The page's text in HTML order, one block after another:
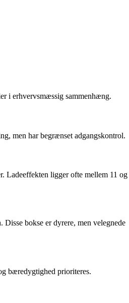
i erhvervsmæssig sammenhæng.
men har begrænset adgangskontrol.
Ladeeffekten ligger ofte mellem 11 og
bokse er dyrere, men velegnede
bæredygtighed prioriteres.